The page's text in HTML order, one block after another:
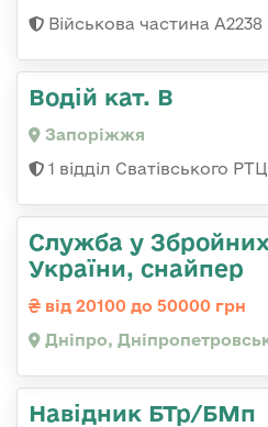
Військова частина А2238
Водій кат. В
Запоріжжя
1 відділ Сватівського
Служба у
України, снайпер
від 20100 до 50000 грн
Дніпро,
Навідник БТр/БМп